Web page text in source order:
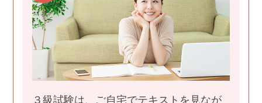
３級試験は、ご自宅でテキストを見なが